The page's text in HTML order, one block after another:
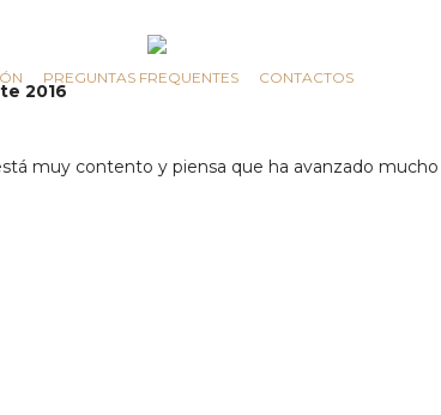
PREGUNTAS FREQUENTES CONTACTOS
2016
muy contento y piensa que ha avanzado